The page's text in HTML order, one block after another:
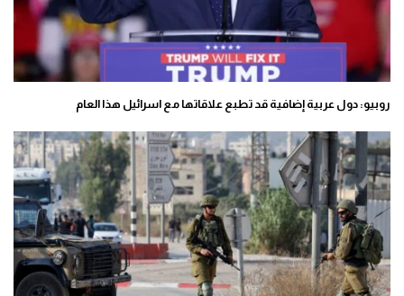
روبيو: دول عربية إضافية قد تطبع علاقاتها مع اسرائيل هذا العام